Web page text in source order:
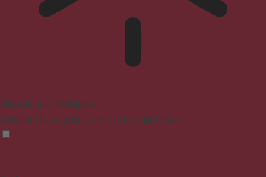
Mode sûr pour l'épilepsie
Assombrit les couleurs et arrête le clignotement